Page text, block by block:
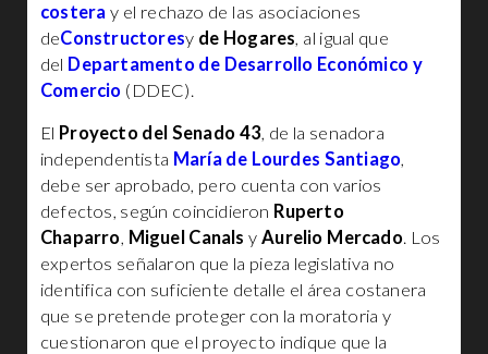
costera y el rechazo de las asociaciones
deConstructoresy de Hogares, al igual que
del Departamento de Desarrollo Económico y
Comercio (DDEC).
El Proyecto del Senado 43, de la senadora
independentista María de Lourdes Santiago,
debe ser aprobado, pero cuenta con varios
defectos, según coincidieron Ruperto
Chaparro, Miguel Canals yAurelio Mercado. Los
expertos señalaron que la pieza legislativa no
identifica con suficiente detalle el área costanera
que se pretende proteger con la moratoria y
cuestionaron que el proyecto indique que la